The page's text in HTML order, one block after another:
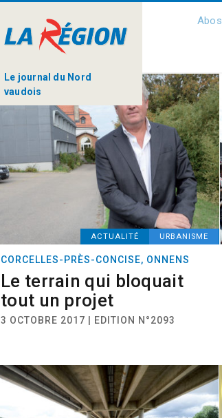
Le journal du Nord
vaudois
Abos
ACTUALITÉ URBANISME
CORCELLES-PRÈS-CONCISE, ONNENS
Le terrain qui bloquait
tout un projet
3 OCTOBRE 2017 | EDITION N°2093